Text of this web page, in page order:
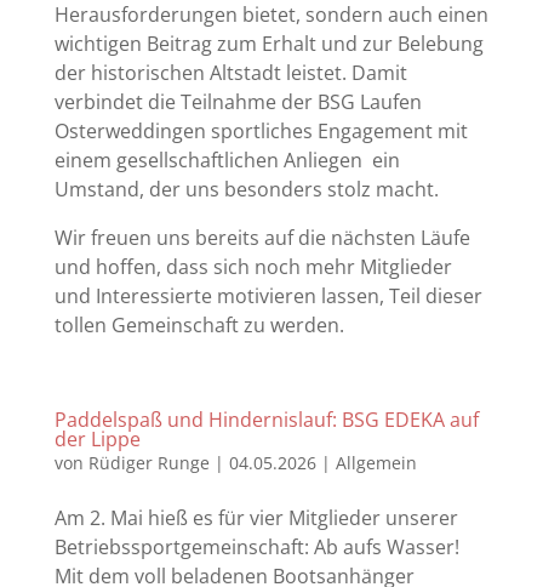
Herausforderungen bietet, sondern auch einen
wichtigen Beitrag zum Erhalt und zur Belebung
der historischen Altstadt leistet. Damit
verbindet die Teilnahme der BSG Laufen
Osterweddingen sportliches Engagement mit
einem gesellschaftlichen Anliegen ein
Umstand, der uns besonders stolz macht.
Wir freuen uns bereits auf die nächsten Läufe
und hoffen, dass sich noch mehr Mitglieder
und Interessierte motivieren lassen, Teil dieser
tollen Gemeinschaft zu werden.
Paddelspaß und Hindernislauf: BSG EDEKA auf
der Lippe
von Rüdiger Runge | 04.05.2026| Allgemein
Am 2. Mai hieß es für vier Mitglieder unserer
Betriebssportgemeinschaft: Ab aufs Wasser!
Mit dem voll beladenen Bootsanhänger